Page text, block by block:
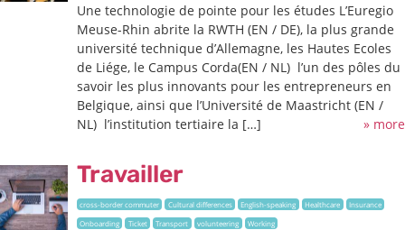
Une technologie de pointe pour les études L’Euregio
Meuse-Rhin abrite la RWTH (EN / DE), la plus grande
université technique d’Allemagne, les Hautes Ecoles
de Liége, le Campus Corda(EN / NL) l’un des pôles du
savoir les plus innovants pour les entrepreneurs en
Belgique, ainsi que l’Université de Maastricht (EN /
NL) l’institution tertiaire la […]
» more
Travailler
cross-border commuter Cultural differences English-speaking Healthcare
Insurance
Onboarding
Ticket Transport volunteering Working